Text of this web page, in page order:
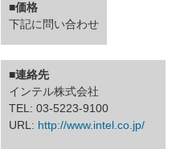
■価格
下記に問い合わせ
■連絡先
インテル株式会社
TEL: 03-5223-9100
URL: http://www.intel.co.jp/